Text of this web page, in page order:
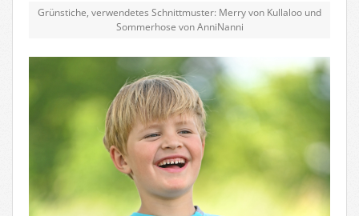
Grünstiche, verwendetes Schnittmuster: Merry von Kullaloo und
Sommerhose von AnniNanni